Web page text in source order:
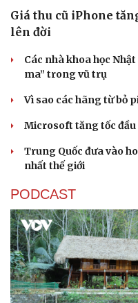
Giá thu cũ iPhone
lên đời
Các nhà khoa học
ma” trong vũ trụ
Vì sao các hãng từ bỏ
Microsoft tăng tốc đầu
Trung Quốc đưa vào
nhất thế giới
PODCAST